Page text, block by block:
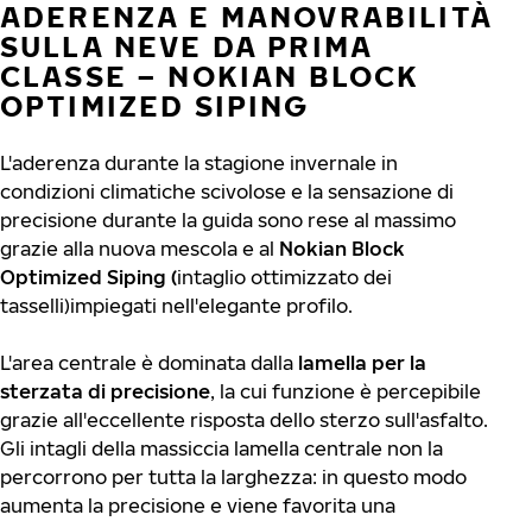
ADERENZA E MANOVRABILITÀ
SULLA NEVE DA PRIMA
CLASSE – NOKIAN BLOCK
OPTIMIZED SIPING
L'aderenza durante la stagione invernale in
condizioni climatiche scivolose e la sensazione di
precisione durante la guida sono rese al massimo
grazie alla nuova mescola e al Nokian Block
Optimized Siping (intaglio ottimizzato dei
tasselli)impiegati nell'elegante profilo.
L'area centrale è dominata dalla lamella per la
sterzata di precisione, la cui funzione è percepibile
grazie all'eccellente risposta dello sterzo sull'asfalto.
Gli intagli della massiccia lamella centrale non la
percorrono per tutta la larghezza: in questo modo
aumenta la precisione e viene favorita una